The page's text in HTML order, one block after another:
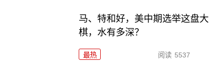
马、特和好，美中期选举这盘大
棋，水有多深？
最热 阅读 5537